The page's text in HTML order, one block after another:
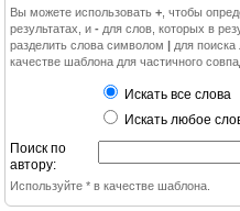
Вы можете использовать + , чтобы
результатах, и - для слов, которых в
разделить слова символом | для поиска
качестве шаблона для частичного
Искать все слова
Искать любое
Поиск по
автору:
Используйте * в качестве шаблона.